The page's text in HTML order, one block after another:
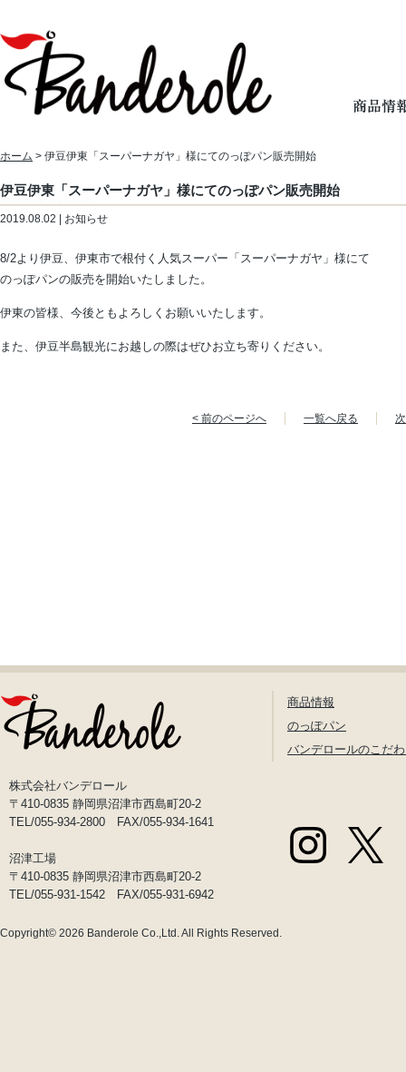
ホーム > 伊豆伊東「スーパーナガヤ」様にてのっぽパン販売開始
伊豆伊東「スーパーナガヤ」様にてのっぽパン販売開始
2019.08.02 | お知らせ
8/2より伊豆、伊東市で根付く人気スーパー「スーパーナガヤ」様にて
のっぽパンの販売を開始いたしました。
伊東の皆様、今後ともよろしくお願いいたします。
また、伊豆半島観光にお越しの際はぜひお立ち寄りください。
< 前のページへ 一覧へ戻る
株式会社バンデロール
〒410-0835 静岡県沼津市西島町20-2
TEL/055-934-2800 FAX/055-934-1641
沼津工場
〒410-0835 静岡県沼津市西島町20-2
TEL/055-931-1542 FAX/055-931-6942
商品情報
のっぽパン
バンデロールのこだ
Copyright© 2026 Banderole Co.,Ltd.All Rights Reserved.